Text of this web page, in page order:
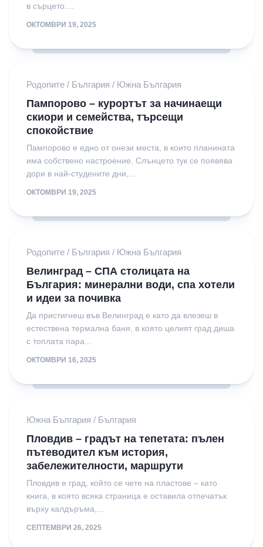
в сърцето....
ОКТОМВРИ 19, 2025
Родопите / България / Южна България
Пампорово – курортът за начинаещи
скиори и семейства, търсещи
спокойствие
Пампорово е едно от онези места, в които планината
има собствено настроение. Слънцето тук се появява
дори в най-студените дни,...
ОКТОМВРИ 19, 2025
Родопите / България / Южна България
Велинград – СПА столицата на
България: минерални води, спа хотели
и идеи за почивка
Да пристигнеш във Велинград е като да влезеш в
естествена термална баня, в която целият град диша
с топлата пара...
ОКТОМВРИ 16, 2025
Южна България / България
Пловдив – градът на тепетата: пълен
пътеводител към история,
забележителности, маршрути
Пловдив е град, който се чете на пластове – като
книга, в която всяка страница е оставила отпечатък
върху калдъръма,...
СЕПТЕМВРИ 26, 2025